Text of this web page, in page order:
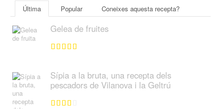
Última Popular Coneixes aquesta recepta?
Gelea de fruites
Sípia a la bruta, una recepta dels
pescadors de Vilanova i la Geltrú